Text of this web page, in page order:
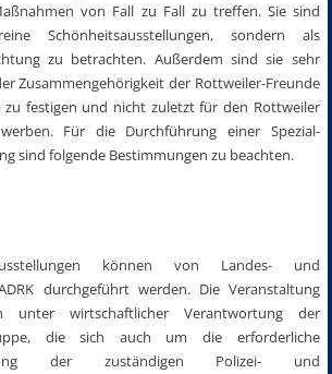
von Fall zu Fall zu treffen. Sie sind
Schönheitsausstellungen, sondern als
zu betrachten. Außerdem sind sie sehr
Zusammengehörigkeit der Rottweiler-Freunde
festigen und nicht zuletzt für den Rottweiler
Für die Durchführung einer Spezial-
sind folgende Bestimmungen zu beachten.
Ausstellungen können von Landes- und
durchgeführt werden. Die Veranstaltung
unter wirtschaftlicher Verantwortung der
die sich auch um die erforderliche
der zuständigen Polizei- und